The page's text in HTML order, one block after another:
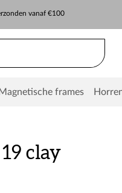
vanaf €100
Magnetische frames
clay